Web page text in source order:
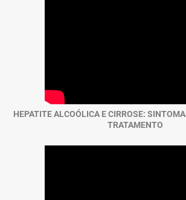
HEPATITE ALCOÓLICA E CIRROSE:
TRATAMENTO